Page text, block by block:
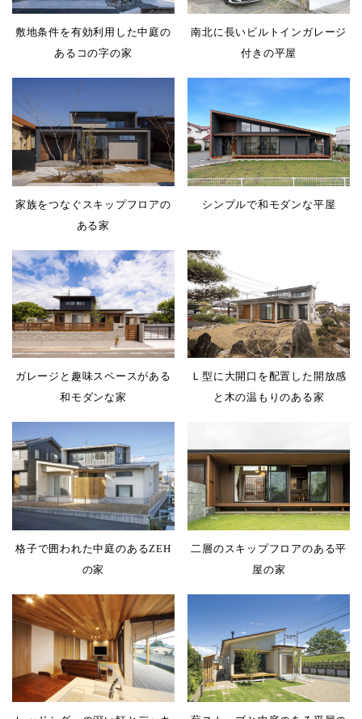
敷地条件を有効利用した中庭の
あるコの字の家
南北に長いビルトインガレージ
付きの平屋
家族をつなぐスキップフロアの
ある家
シンプルで和モダンな平屋
ガレージと趣味スペースがある
和モダンな家
Ｌ型に大開口を配置した開放感
と木の温もりのある家
格子で囲われた中庭のあるZEH
の家
二層のスキップフロアのある平
屋の家